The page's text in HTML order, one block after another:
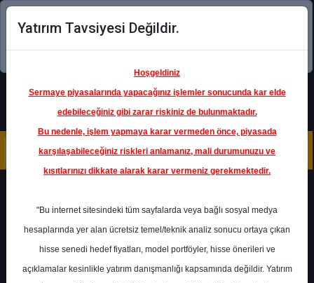
Şimdi uygulamayı indirin!
Ana Sayfa
Raporlar
Tacirler Yatırım
Rapor Detay
Yatırım Tavsiyesi Değildir.
Hoşgeldiniz
Sermaye piyasalarında yapacağınız işlemler sonucunda kar elde
edebileceğiniz gibi zarar riskiniz de bulunmaktadır.
Bu nedenle, işlem yapmaya karar vermeden önce, piyasada
karşılaşabileceğiniz riskleri anlamanız, mali durumunuzu ve
kısıtlarınızı dikkate alarak karar vermeniz gerekmektedir.
"Bu internet sitesindeki tüm sayfalarda veya bağlı sosyal medya
hesaplarında yer alan ücretsiz temel/teknik analiz sonucu ortaya çıkan
hisse senedi hedef fiyatları, model portföyler, hisse önerileri ve
açıklamalar kesinlikle yatırım danışmanlığı kapsamında değildir. Yatırım